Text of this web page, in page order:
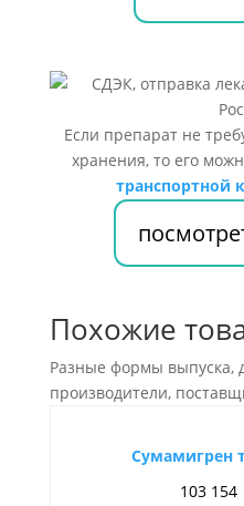
Если препарат не
хранения, то его
транспортной
Похожие
Разные формы выпуска,
производители,
Сумамигрен
103 154